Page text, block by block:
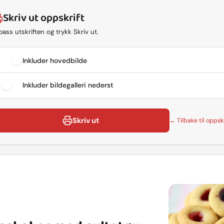
Skriv ut oppskrift
utskriften og trykk Skriv ut.
Inkluder hovedbilde
Inkluder bildegalleri nederst
Skriv ut ← Tilbake til